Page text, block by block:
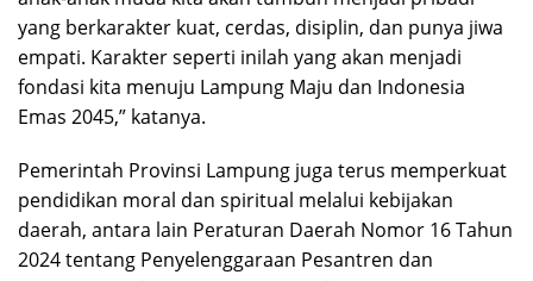
yang berkarakter kuat, cerdas, disiplin, dan punya jiwa
empati. Karakter seperti inilah yang akan menjadi
fondasi kita menuju Lampung Maju dan Indonesia
Emas 2045,” katanya.
Pemerintah Provinsi Lampung juga terus memperkuat
pendidikan moral dan spiritual melalui kebijakan
daerah, antara lain Peraturan Daerah Nomor 16 Tahun
2024 tentang Penyelenggaraan Pesantren dan